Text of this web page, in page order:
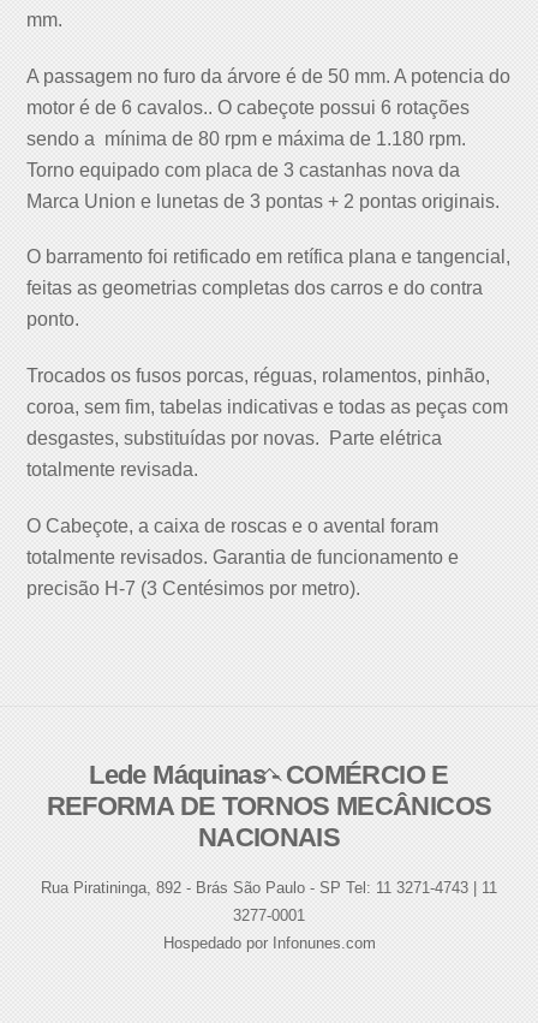
mm.
A passagem no furo da árvore é de 50 mm. A potencia do
motor é de 6 cavalos.. O cabeçote possui 6 rotações
sendo a mínima de 80 rpm e máxima de 1.180 rpm.
Torno equipado com placa de 3 castanhas nova da
Marca Union e lunetas de 3 pontas + 2 pontas originais.
O barramento foi retificado em retífica plana e tangencial,
feitas as geometrias completas dos carros e do contra
ponto.
Trocados os fusos porcas, réguas, rolamentos, pinhão,
coroa, sem fim, tabelas indicativas e todas as peças com
desgastes, substituídas por novas. Parte elétrica
totalmente revisada.
O Cabeçote, a caixa de roscas e o avental foram
totalmente revisados. Garantia de funcionamento e
precisão H-7 (3 Centésimos por metro).
Back
To
Top
Lede Máquinas - COMÉRCIO E
REFORMA DE TORNOS MECÂNICOS
NACIONAIS
Rua Piratininga, 892 - Brás São Paulo - SP Tel: 11 3271-4743 | 11
3277-0001
Hospedado por Infonunes.com